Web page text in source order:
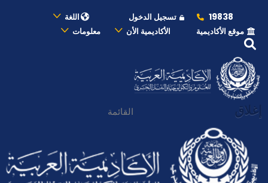
19838 تسجيل الدخول
اللغة
موقع الأكاديمية
الأكاديمية الأن معلومات
إغلاق القائمة